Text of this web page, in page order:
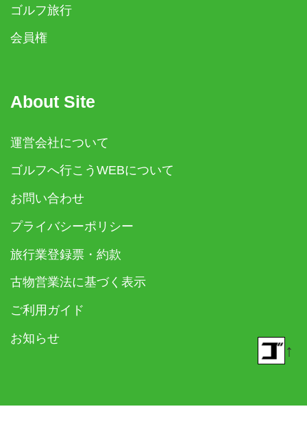
ゴルフ旅行
会員権
About Site
運営会社について
ゴルフへ行こうWEBについて
お問い合わせ
プライバシーポリシー
旅行業登録票・約款
古物営業法に基づく表示
ご利用ガイド
お知らせ
↑